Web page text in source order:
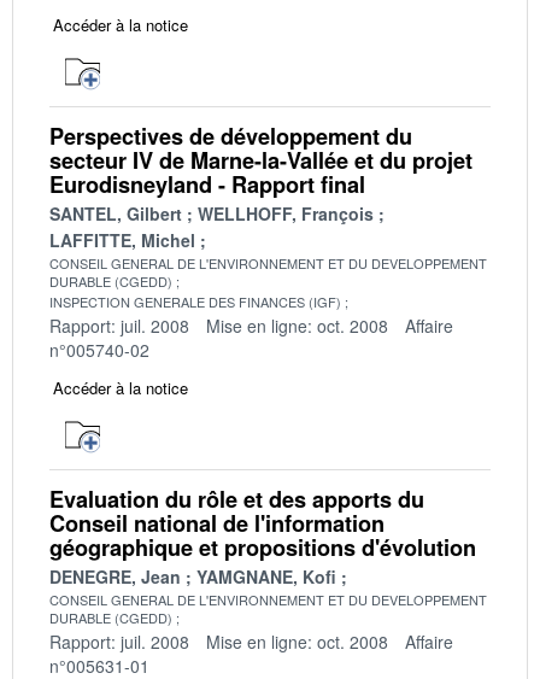
Accéder à la notice
Perspectives de développement du
secteur IV de Marne-la-Vallée et du projet
Eurodisneyland - Rapport final
SANTEL, Gilbert
WELLHOFF, François
LAFFITTE, Michel
CONSEIL GENERAL DE L'ENVIRONNEMENT ET DU DEVELOPPEMENT
DURABLE (CGEDD)
INSPECTION GENERALE DES FINANCES (IGF)
Rapport: juil. 2008 Mise en ligne: oct. 2008
Affaire
n°005740-02
Accéder à la notice
Evaluation du rôle et des apports du
Conseil national de l'information
géographique et propositions d'évolution
DENEGRE, Jean YAMGNANE, Kofi
CONSEIL GENERAL DE L'ENVIRONNEMENT ET DU DEVELOPPEMENT
DURABLE (CGEDD)
Rapport: juil. 2008 Mise en ligne: oct. 2008
Affaire
n°005631-01